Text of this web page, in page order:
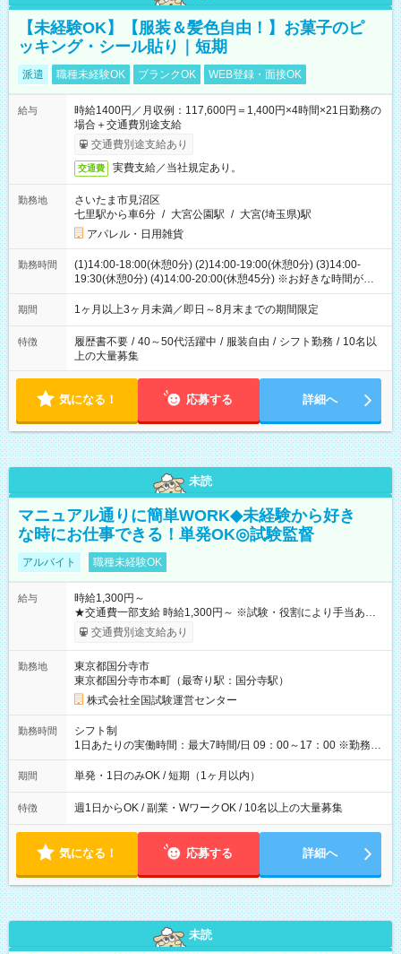
【未経験OK】【服装＆髪色自由！】お菓子のピ
ッキング・シール貼り｜短期
派遣 職種未経験OK ブランクOK WEB登録・面接OK
給与
時給1400円／月収例：117,600円＝1,400円×4時間×21日勤務の
場合＋交通費別途支給
交通費別途支給あり
交通費 実費支給／当社規定あり。
勤務地
さいたま市見沼区
七里駅から車6分 / 大宮公園駅 / 大宮(埼玉県)駅
アパレル・日用雑貨
勤務時間
(1)14:00-18:00(休憩0分) (2)14:00-19:00(休憩0分) (3)14:00-
19:30(休憩0分) (4)14:00-20:00(休憩45分) ※お好きな時間が選べ
ます
期間 1ヶ月以上3ヶ月未満／即日～8月末までの期間限定
特徴 履歴書不要 / 40～50代活躍中 / 服装自由 / シフト勤務 / 10名以
上の大量募集
気になる！ 応募する 詳細へ
未読
マニュアル通りに簡単WORK◆未経験から好き
な時にお仕事できる！単発OK◎試験監督
アルバイト 職種未経験OK
給与
時給1,300円～
★交通費一部支給 時給1,300円～ ※試験・役割により手当あり
※勤務回数により昇給あり 【即給（前払い）オプションあ
り！】 希望される場合、勤務から1週間ほどで給与の一部を受け
例】 ・河合塾模擬試験 8:30～17:30（休憩1時間） 時給1,300円
×8時間＝日収10,400円＋交通費 ※当日の役割により時給＋100
円の場合あり ・国家試験 7:00～13:30（休憩なし） 時給1,300
円（役割手当＋100円）×6時間＝日収8,400円＋交通費 【試用期
間】試用期間なし
交通費別途支給あり
勤務地
東京都国分寺市
東京都国分寺市本町（最寄り駅：国分寺駅）
株式会社全国試験運営センター
勤務時間
シフト制
1日あたりの実働時間：最大7時間/日 09：00～17：00 ※勤務時
間は 試験により異なります。
期間 単発・1日のみOK / 短期（1ヶ月以内）
特徴 週1日からOK / 副業・WワークOK / 10名以上の大量募集
気になる！ 応募する 詳細へ
未読